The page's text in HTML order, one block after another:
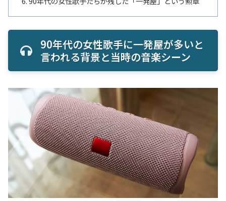
90年代の女性歌手に一発屋が多いと
言われる背景と当時の音楽シーン